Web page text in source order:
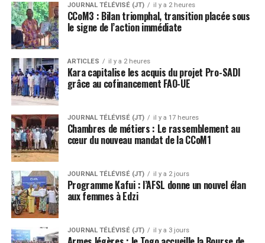
JOURNAL TÉLÉVISÉ (JT) il y a 2 heures
CCoM3 : Bilan triomphal, transition placée sous
le signe de l’action immédiate
ARTICLES il y a 2 heures
Kara capitalise les acquis du projet Pro-SADI
grâce au cofinancement FAO-UE
JOURNAL TÉLÉVISÉ (JT) il y a 17 heures
Chambres de métiers : Le rassemblement au
cœur du nouveau mandat de la CCoM1
JOURNAL TÉLÉVISÉ (JT) il y a 2 jours
Programme Kafui : l’AFSL donne un nouvel élan
aux femmes à Edzi
JOURNAL TÉLÉVISÉ (JT) il y a 3 jours